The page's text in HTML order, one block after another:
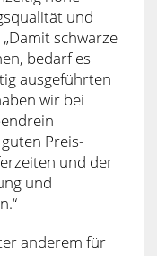
und
schwarze
bedarf es
ausgeführten
wir bei
Preis-
und der
und
anderem für